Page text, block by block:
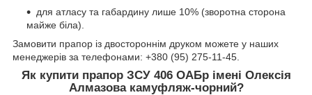
для атласу та габардину лише 10% (зворотна сторона
майже біла).
Замовити прапор із двостороннім друком можете у наших
менеджерів за телефонами: +380 (95) 275-11-45.
Як купити прапор ЗСУ 406 ОАБр імені Олексія
Алмазова камуфляж-чорний?